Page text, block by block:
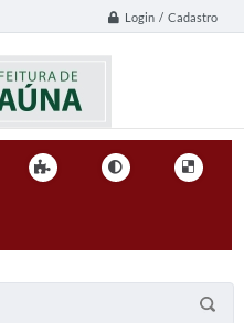
Login / Cadastro